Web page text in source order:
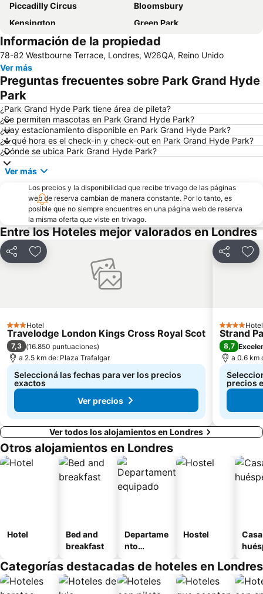
Piccadilly Circus
Bloomsbury
Kensington
Green Park
Leicester Square
The Wars of the Roses at Tower of London
St Pancras Station
Torre del Reloj - Big Ben
Hyde Park
Notting Hill
Marylebone Metro Station
King's Cross Station
Aeropuerto de Londres-Heathrow
Kensington (Olympia) Metro Station
Picadilly Circus Station
Covent Garden
Pimlico
Torre de Londres
City de Londres
Tower Bridge
Aeropuerto de Londres - Gatwick
Disney Store
Mayfair
Palladium
Westfield London
Plaza Trafalgar
Kennington
Aldgate East Metro Station
The Old Truman Brewery
Estadio de Wembley
Información de la propiedad
78-82 Westbourne Terrace, Londres, W26QA, Reino Unido
Ver más
Preguntas frecuentes sobre Park Grand Hyde
Park
¿Park Grand Hyde Park tiene área de pileta?
¿Se permiten mascotas en Park Grand Hyde Park?
¿Hay estacionamiento disponible en Park Grand Hyde Park?
¿A qué hora es el check-in y check-out en Park Grand Hyde Park?
¿Dónde se ubica Park Grand Hyde Park?
Ver más
Los precios y la disponibilidad que recibe trivago de las páginas
web de reserva cambian de manera constante. Por lo tanto, es
posible que no siempre encuentres en una página web de reserva
la misma oferta que viste en trivago.
Entre los Hoteles mejor valorados en Londres
CompartirAñadir a favoritos
3 Estrellas
Hotel
Travelodge London Kings Cross Royal Scot
7,3 (16.850 puntuaciones)
a 2.5 km de: Plaza Trafalgar
Seleccioná las fechas para ver los precios
exactos
Ver precios
Compartir
4 Estrellas
Hotel
Strand
8,7
a 0.6 km
precios
Ver todos los alojamientos en Londres
Otros alojamientos en Londres
Hotel
Bed and
breakfast
Departame
nto
Hostel
Categorías destacadas de hoteles en Londres